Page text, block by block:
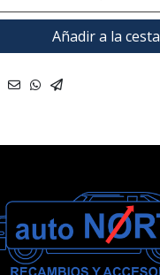
Añadir a la cesta